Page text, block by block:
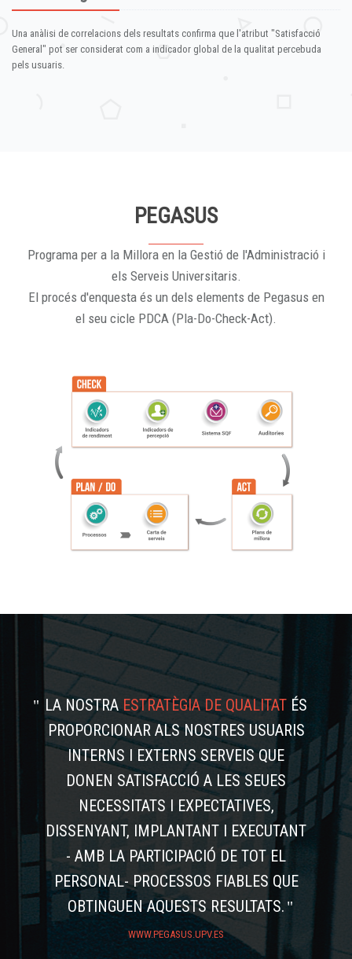
Una anàlisi de correlacions dels resultats confirma que l'atribut "Satisfacció
General" pot ser considerat com a indicador global de la qualitat percebuda
pels usuaris.
PEGASUS
Programa per a la Millora en la Gestió de l'Administració i
els Serveis Universitaris.
El procés d'enquesta és un dels elements de Pegasus en
el seu cicle PDCA (Pla-Do-Check-Act).
LA NOSTRAESTRATÈGIA DE QUALITAT ÉS
PROPORCIONAR ALS NOSTRES USUARIS
INTERNS I EXTERNS SERVEIS QUE
DONEN SATISFACCIÓ A LES SEUES
NECESSITATS I EXPECTATIVES,
DISSENYANT, IMPLANTANT I EXECUTANT
- AMB LA PARTICIPACIÓ DE TOT EL
PERSONAL- PROCESSOS FIABLES QUE
OBTINGUEN AQUESTS RESULTATS.
WWW.PEGASUS.UPV.ES